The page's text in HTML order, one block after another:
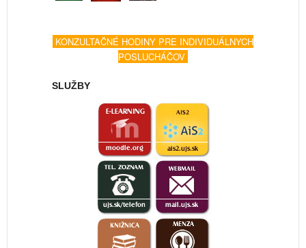
KONZULTAČNÉ HODINY PRE INDIVIDUÁLNYCH
POSLUCHÁČOV
SLUŽBY